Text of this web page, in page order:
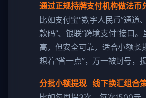
通过正规持牌支付机构做法币
比如支付宝“数字人民币”通道
款码”、银联“跨境支付”接口
高，但安全可靠，适合小额长
想着“省一点”，万一被封号，
分批小额提现 线下换汇组合